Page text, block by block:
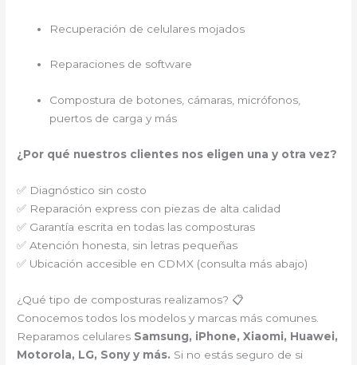
Recuperación de celulares mojados
Reparaciones de software
Compostura de botones, cámaras, micrófonos,
puertos de carga y más
¿Por qué nuestros clientes nos eligen una y otra vez?
✅ Diagnóstico sin costo
✅ Reparación express con piezas de alta calidad
✅ Garantía escrita en todas las composturas
✅ Atención honesta, sin letras pequeñas
✅ Ubicación accesible en CDMX (consulta más abajo)
¿Qué tipo de composturas realizamos? 📋
Conocemos todos los modelos y marcas más comunes.
Reparamos celulares Samsung, iPhone, Xiaomi, Huawei,
Motorola, LG, Sony y más. Si no estás seguro de si